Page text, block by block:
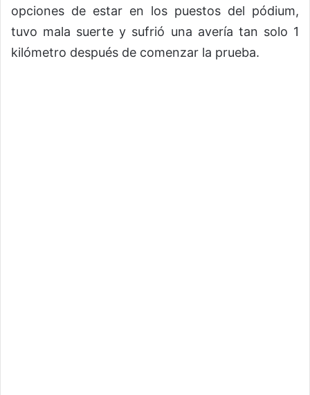
opciones de estar en los puestos del pódium,
tuvo mala suerte y sufrió una avería tan solo 1
kilómetro después de comenzar la prueba.